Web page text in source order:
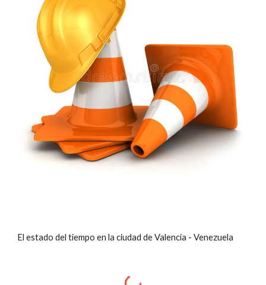
El estado del tiempo en la ciudad de Valencia - Venezuela